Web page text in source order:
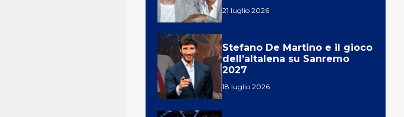
21 luglio 2026
Stefano De Martino e il gioco
dell’altalena su Sanremo
2027
18 luglio 2026